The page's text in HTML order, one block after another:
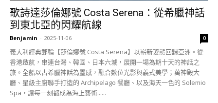
歌詩達莎倫娜號 Costa Serena：從希臘神話
到東北亞的閃耀航線
Benjamin - 2025-11-06 0
義大利經典郵輪【莎倫娜號 Costa Serena】以嶄新姿態回歸亞洲。從
香港啟航，串連台灣、韓國、日本六城，展開一場為期十天的神話之
旅。全船以古希臘神話為靈感，融合數位光影與義式美學；萬神殿大
廳、星級主廚聯手打造的 Archipelago 餐廳、以及海天一色的 Solemio
Spa，讓每一刻都成為海上藝術......